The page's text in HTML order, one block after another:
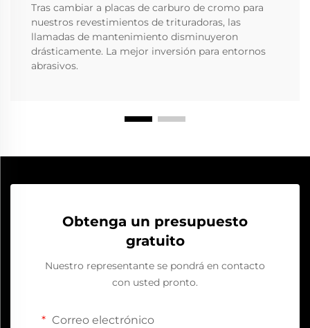
Tras cambiar a placas de carburo de cromo para
nuestros revestimientos de trituradoras, las
llamadas de mantenimiento disminuyeron
drásticamente. La mejor inversión para entornos
abrasivos.
Obtenga un presupuesto
gratuito
Nuestro representante se pondrá en contacto
con usted pronto.
Correo electrónico